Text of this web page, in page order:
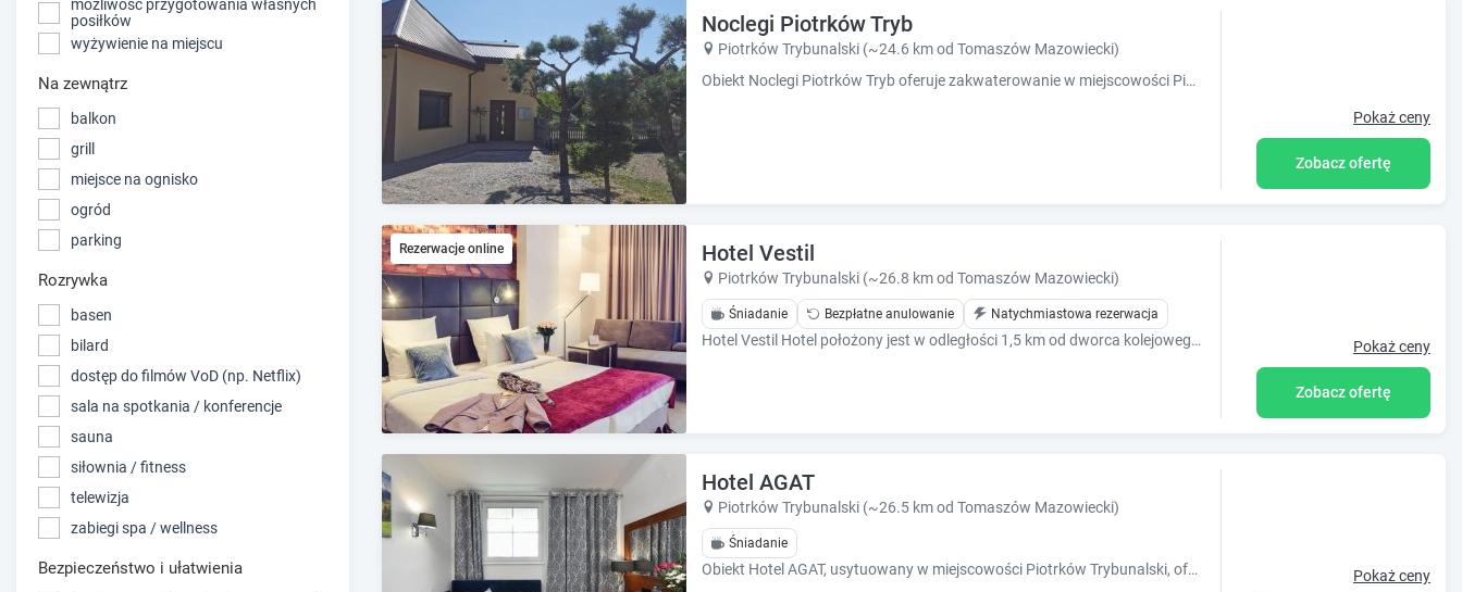
.
P
r
e
s
t
h
e
t
i
o
n
m
a
k
y
e
.
r
q
s
t
r
e
y
możliwość przygotowania własnych
posiłków
wyżywienie na miejscu
Na zewnątrz
balkon
grill
miejsce na ognisko
ogród
parking
Rozrywka
basen
bilard
dostęp do filmów VoD (np. Netflix)
sala na spotkania / konferencje
sauna
siłownia / fitness
telewizja
zabiegi spa / wellness
Bezpieczeństwo i ułatwienia
Noclegi Piotrków Tryb
Piotrków Trybunalski (~24.6 km od Tomaszów Mazowiecki)
Obiekt Noclegi Piotrków Tryb oferuje zakwaterowanie w miejscowości Piotrków Trybunalski. Na terenie obiektu znajduje się prywatny parking. W każd
Pokaż ceny
Zobacz ofertę
Rezerwacje online Hotel Vestil
Piotrków Trybunalski (~26.8 km od Tomaszów Mazowiecki)
Śniadanie Bezpłatne anulowanie Natychmiastowa rezerwacja
Hotel Vestil Hotel położony jest w odległości 1,5 km od dworca kolejowego w Piotrkowie Trybunalskim. Hotel Vestil posiada 64 pokoje, Restaurację, SPA Pokaż ceny
Zobacz ofertę
Hotel AGAT
Piotrków Trybunalski (~26.5 km od Tomaszów Mazowiecki)
Śniadanie
Obiekt Hotel AGAT, usytuowany w miejscowości Piotrków Trybunalski, oferuje ogród, bezpłatny prywatny parking oraz bar. Odległość ważnych miejs Pokaż ceny